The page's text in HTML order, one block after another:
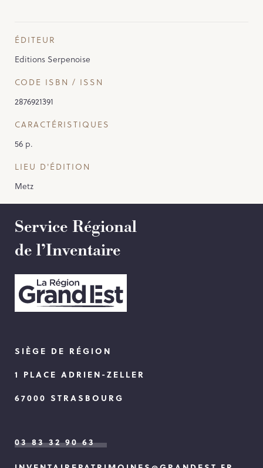
ÉDITEUR
Editions Serpenoise
CODE ISBN / ISSN
2876921391
CARACTÉRISTIQUES
56 p.
LIEU D'ÉDITION
Metz
Service Régional
de l’Inventaire
SIÈGE DE RÉGION
1 PLACE ADRIEN-ZELLER
67000 STRASBOURG
03 83 32 90 63